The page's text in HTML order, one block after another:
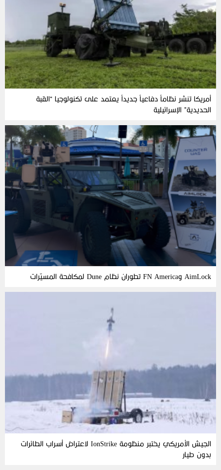
أمريكا تنشر نظاماً دفاعياً جديداً يعتمد على تكنولوجيا “القبة
الحديدية” الإسرائيلية
AimLock وFN America تطوران نظام Dune لمكافحة المسيّرات
الجيش الأمريكي يختبر منظومة IonStrike لاعتراض أسراب الطائرات
بدون طيار